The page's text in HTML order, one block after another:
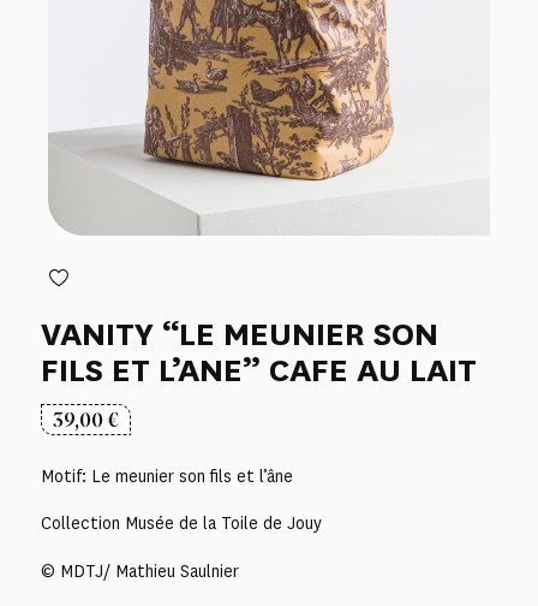
VANITY “LE MEUNIER SON
FILS ET L’ANE” CAFE AU LAIT
39,00€
Motif: Le meunier son fils et l’âne
Collection Musée de la Toile de Jouy
© MDTJ/ Mathieu Saulnier